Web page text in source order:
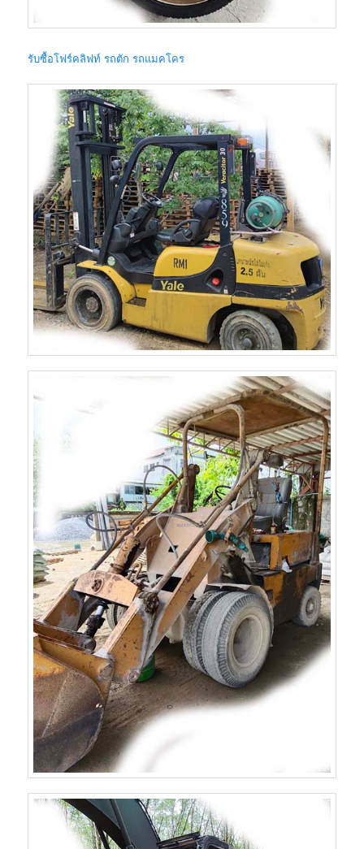
รับซื้อโฟร์คลิฟท์ รถตัก รถแมคโคร